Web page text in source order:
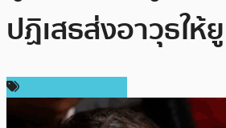
ปฏิเสธส่งอาวุธให้